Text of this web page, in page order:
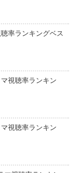
率ランキングベス
視聴率ランキン
視聴率ランキン